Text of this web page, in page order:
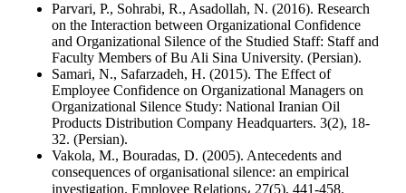
Parvari, P., Sohrabi, R., Asadollah, N. (2016). Research
on the Interaction between Organizational Confidence
and Organizational Silence of the Studied Staff: Staff and
Faculty Members of Bu Ali Sina University. (Persian).
Samari, N., Safarzadeh, H. (2015). The Effect of
Employee Confidence on Organizational Managers on
Organizational Silence Study: National Iranian Oil
Products Distribution Company Headquarters. 3(2), 18-
32. (Persian).
Vakola, M., Bouradas, D. (2005). Antecedents and
consequences of organisational silence: an empirical
investigation. Employee Relations، 27(5), 441-458.